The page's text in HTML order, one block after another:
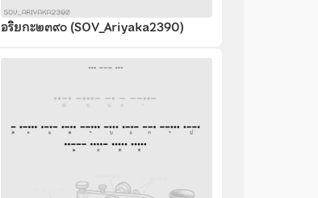
อริยกะ๒๓๙๐ (SOV_Ariyaka2390)